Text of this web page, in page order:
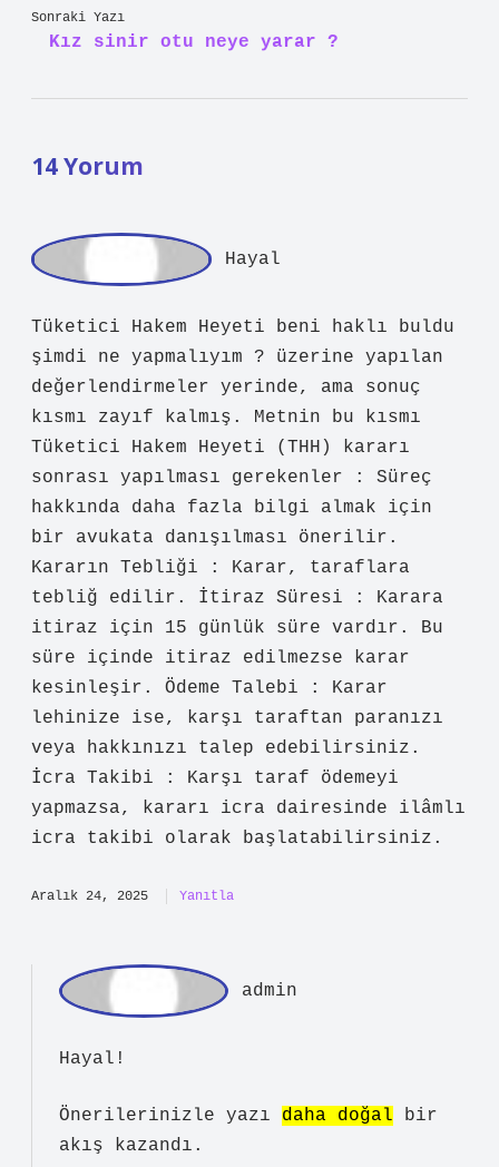
Sonraki Yazı
Kız sinir otu neye yarar ?
14 Yorum
Tüketici Hakem Heyeti beni haklı buldu
şimdi ne yapmalıyım ? üzerine yapılan
değerlendirmeler yerinde, ama sonuç
kısmı zayıf kalmış. Metnin bu kısmı
Tüketici Hakem Heyeti (THH) kararı
sonrası yapılması gerekenler : Süreç
hakkında daha fazla bilgi almak için
bir avukata danışılması önerilir.
Kararın Tebliği : Karar, taraflara
tebliğ edilir. İtiraz Süresi : Karara
itiraz için 15 günlük süre vardır. Bu
süre içinde itiraz edilmezse karar
kesinleşir. Ödeme Talebi : Karar
lehinize ise, karşı taraftan paranızı
veya hakkınızı talep edebilirsiniz.
İcra Takibi : Karşı taraf ödemeyi
icra takibi olarak başlatabilirsiniz.